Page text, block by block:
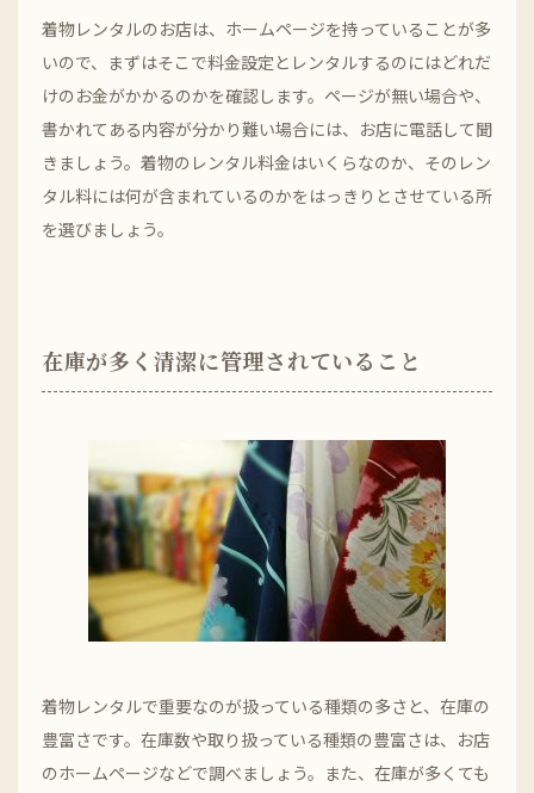
着物レンタルのお店は、ホームページを持っていることが多
いので、まずはそこで料金設定とレンタルするのにはどれだ
けのお金がかかるのかを確認します。ページが無い場合や、
書かれてある内容が分かり難い場合には、お店に電話して聞
きましょう。着物のレンタル料金はいくらなのか、そのレン
タル料には何が含まれているのかをはっきりとさせている所
を選びましょう。
在庫が多く清潔に管理されていること
着物レンタルで重要なのが扱っている種類の多さと、在庫の
豊富さです。在庫数や取り扱っている種類の豊富さは、お店
のホームページなどで調べましょう。また、在庫が多くても